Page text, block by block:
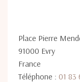
Place Pierre
91000 Evry
France
Téléphone : 01 83